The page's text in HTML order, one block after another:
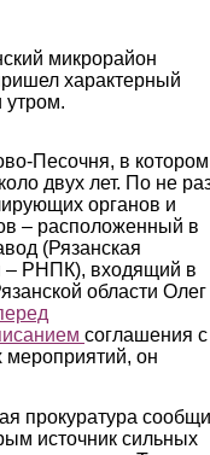
микрорайон
характерный
утром.
Песочня, в котором
двух лет. По не
органов и
– расположенный в
(Рязанская
– РНПК), входящий в
области Олег
соглашения с
мероприятий, он
прокуратура
источник сильных